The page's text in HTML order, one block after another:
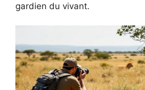
gardien du vivant.